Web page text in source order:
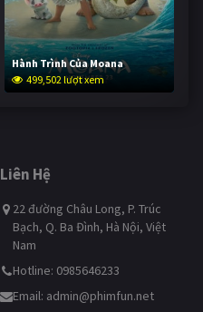
Hành Trình Của Moana
499,502 lượt xem
Liên Hệ
22 đường Châu Long, P. Trúc
Bạch, Q. Ba Đình, Hà Nội, Việt
Nam
Hotline: 0985646233
Email: admin@phimfun.net